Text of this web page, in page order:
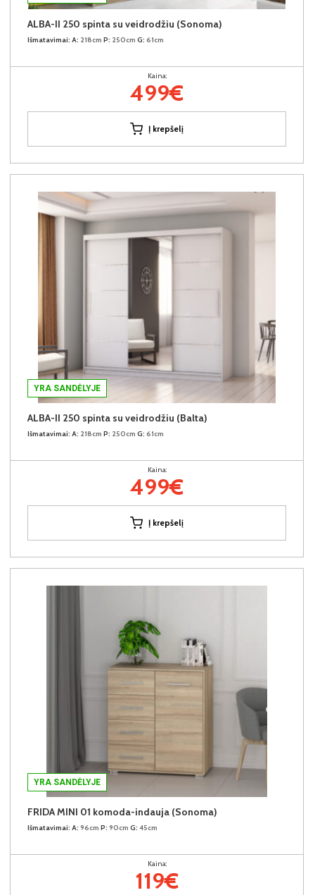
ALBA-II 250 spinta su veidrodžiu (Sonoma)
Išmatavimai: A: 218cm P: 250cm G: 61cm
Kaina:
499€
Į krepšelį
YRA SANDĖLYJE
ALBA-II 250 spinta su veidrodžiu (Balta)
Išmatavimai: A: 218cm P: 250cm G: 61cm
Kaina:
499€
Į krepšelį
YRA SANDĖLYJE
FRIDA MINI 01 komoda-indauja (Sonoma)
Išmatavimai: A: 96cm P: 90cm G: 45cm
Kaina:
119€